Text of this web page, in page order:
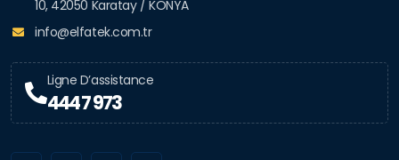
10, 42050 Karatay / KONYA
info@elfatek.com.tr
Ligne D’assistance
444 7 973